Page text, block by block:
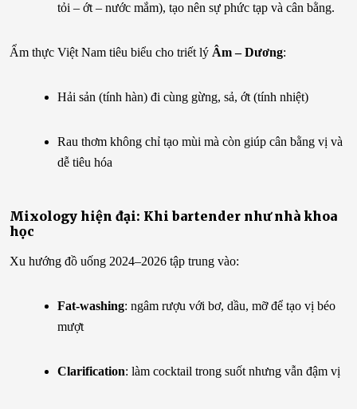
tỏi – ớt – nước mắm), tạo nên sự phức tạp và cân bằng.
Ẩm thực Việt Nam tiêu biểu cho triết lý Âm – Dương:
Hải sản (tính hàn) đi cùng gừng, sả, ớt (tính nhiệt)
Rau thơm không chỉ tạo mùi mà còn giúp cân bằng vị và
dễ tiêu hóa
Mixology hiện đại: Khi bartender như nhà khoa
học
Xu hướng đồ uống 2024–2026 tập trung vào:
Fat-washing: ngâm rượu với bơ, dầu, mỡ để tạo vị béo
mượt
Clarification: làm cocktail trong suốt nhưng vẫn đậm vị